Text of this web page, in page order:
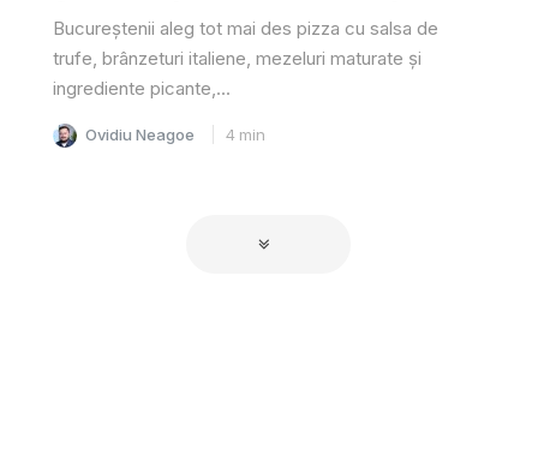
Bucureștenii aleg tot mai des pizza cu salsa de
trufe, brânzeturi italiene, mezeluri maturate și
ingrediente picante,...
Ovidiu Neagoe 4 min